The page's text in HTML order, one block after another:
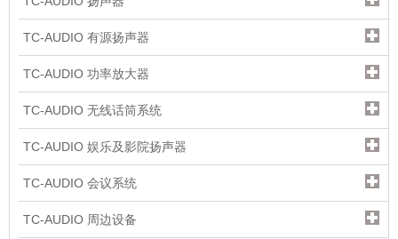
TC-AUDIO 有源扬声器
TC-AUDIO 功率放大器
TC-AUDIO 无线话筒系统
TC-AUDIO 娱乐及影院扬声器
TC-AUDIO 会议系统
TC-AUDIO 周边设备